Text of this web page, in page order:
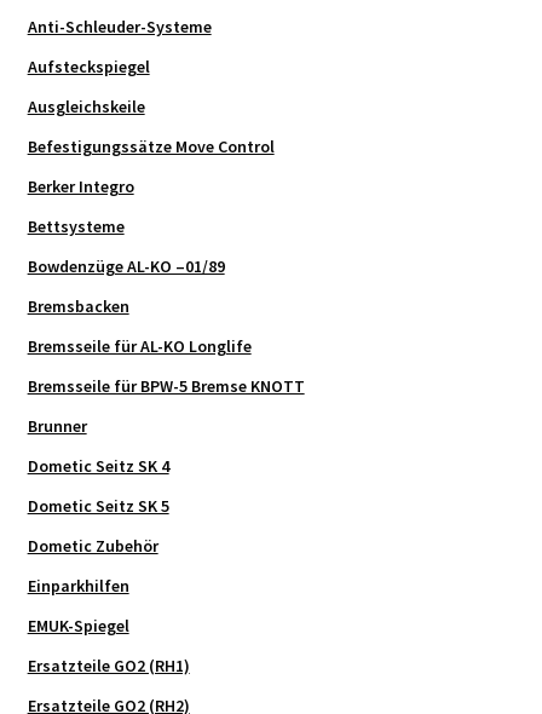
Anti-Schleuder-Systeme
Aufsteckspiegel
Ausgleichskeile
Befestigungssätze Move Control
Berker Integro
Bettsysteme
Bowdenzüge AL-KO –01/89
Bremsbacken
Bremsseile für AL-KO Longlife
Bremsseile für BPW-5 Bremse KNOTT
Brunner
Dometic Seitz SK 4
Dometic Seitz SK 5
Dometic Zubehör
Einparkhilfen
EMUK-Spiegel
Ersatzteile GO2 (RH1)
Ersatzteile GO2 (RH2)